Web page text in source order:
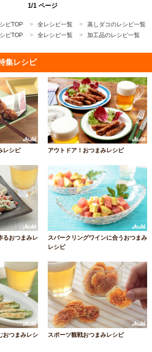
1/1 ページ
ピTOP 全レシピ一覧
蒸しダコのレシピ一覧
ピTOP
全レシピ一覧 加工品のレシピ一覧
集レシピ
レシピ アウトドア！おつまみレシピ
るおつまみレ
スパークリングワインに合うおつまみ
レシピ
おつまみレシ
スポーツ観戦おつまみレシピ